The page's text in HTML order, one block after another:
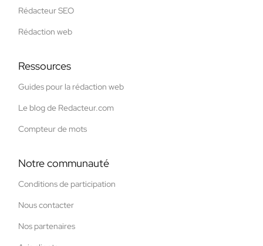
Rédacteur SEO
Rédaction web
Ressources
Guides pour la rédaction web
Le blog de Redacteur.com
Compteur de mots
Notre communauté
Conditions de participation
Nous contacter
Nos partenaires